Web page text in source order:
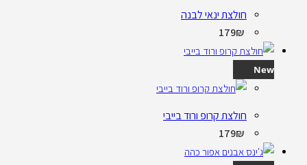
חולצת ינאי לבנה
179₪
New
חולצת קרופ ורוד בייבי
179₪